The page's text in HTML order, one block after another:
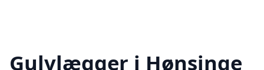
Gulvlægger i Hønsinge